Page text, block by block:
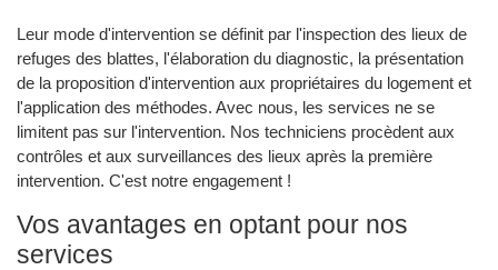
Leur mode d'intervention se définit par l'inspection des lieux de
refuges des blattes, l'élaboration du diagnostic, la présentation
de la proposition d'intervention aux propriétaires du logement et
l'application des méthodes. Avec nous, les services ne se
limitent pas sur l'intervention. Nos techniciens procèdent aux
contrôles et aux surveillances des lieux après la première
intervention. C'est notre engagement !
Vos avantages en optant pour nos
services